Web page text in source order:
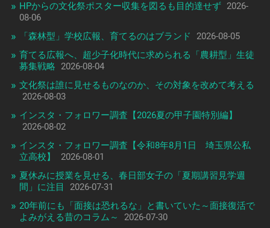
HPからの文化祭ポスター収集を図るも目的達せず
2026-
08-06
「森林型」学校広報、育てるのはブランド
2026-08-05
育てる広報へ、超少子化時代に求められる「農耕型」生徒
募集戦略
2026-08-04
文化祭は誰に見せるものなのか、その対象を改めて考える
2026-08-03
インスタ・フォロワー調査【2026夏の甲子園特別編】
2026-08-02
インスタ・フォロワー調査【令和8年8月1日 埼玉県公私
立高校】
2026-08-01
夏休みに授業を見せる、春日部女子の「夏期講習見学週
間」に注目
2026-07-31
20年前にも「面接は恐れるな」と書いていた～面接復活で
よみがえる昔のコラム～
2026-07-30